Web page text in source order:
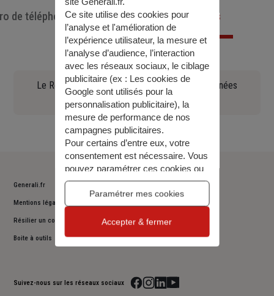
de téléphone utiles Documents utiles
Le Règlement général sur la protection des données
(90.97 KO)
Generali.fr
Mentions légales
Résilier un contrat
Boite à outils
Suivez-nous sur les réseaux sociaux
Ce site utilise des cookies pour
l’analyse et l'amélioration de
l’expérience utilisateur, la mesure et
l’analyse d’audience, l’interaction
avec les réseaux sociaux, le ciblage
publicitaire (ex : Les cookies de
Google sont utilisés pour la
personnalisation publicitaire), la
mesure de performance de nos
campagnes publicitaires.
Pour certains d’entre eux, votre
consentement est nécessaire. Vous
pouvez paramétrer ces cookies ou
bien tous les accepter, ou alors
décider de continuer votre
navigation sans les accepter. Vous
pourrez modifier ce choix à tout
Pour plus d’information,consulter
Paramétrer mes cookies
Accepter & fermer